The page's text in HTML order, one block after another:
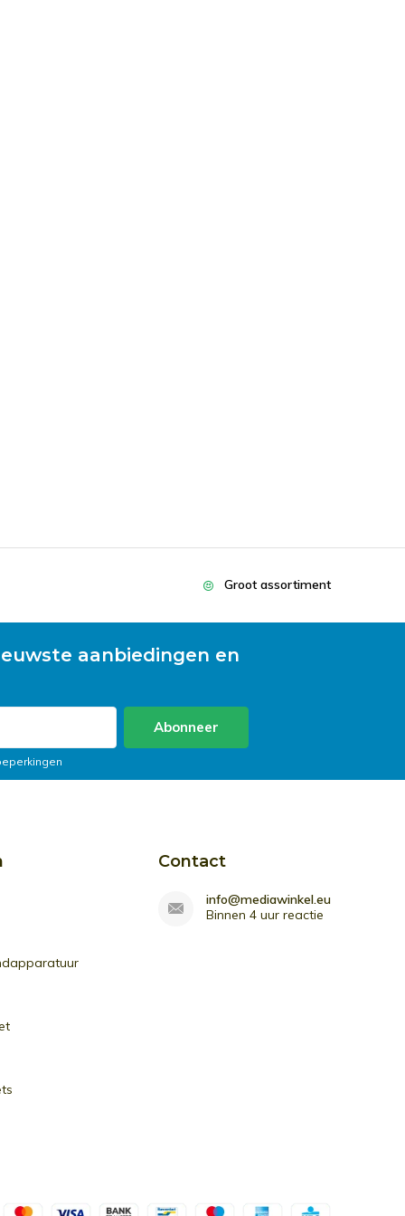
Groot assortiment
aanbiedingen en
Abonneer
Contact
info@mediawinkel.eu
Binnen 4 uur reactie